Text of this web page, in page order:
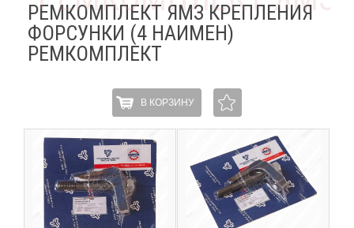
РЕМКОМПЛЕКТ ЯМЗ КРЕПЛЕНИЯ
ФОРСУНКИ (4 НАИМЕН)
РЕМКОМПЛЕКТ
В КОРЗИНУ